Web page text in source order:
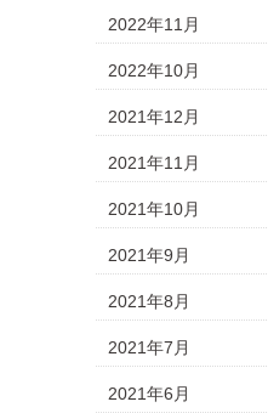
2022年11月
2022年10月
2021年12月
2021年11月
2021年10月
2021年9月
2021年8月
2021年7月
2021年6月